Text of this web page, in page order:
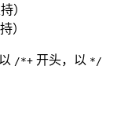
）
）
/*+ 开头，以 */